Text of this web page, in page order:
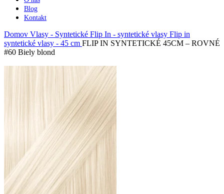
Blog
Kontakt
Domov Vlasy - Syntetické Flip In - syntetické vlasy Flip in
syntetické vlasy - 45 cm FLIP IN SYNTETICKÉ 45CM – ROVNÉ
#60 Biely blond